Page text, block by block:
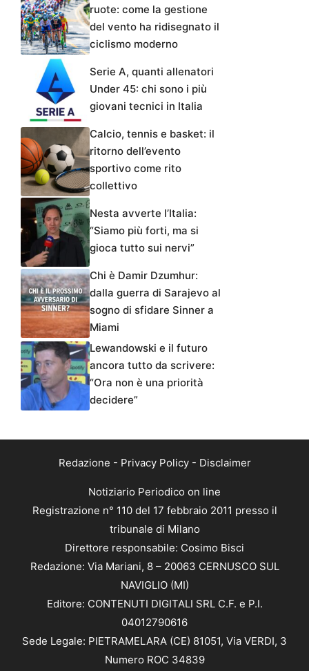
ruote: come la gestione
del vento ha ridisegnato il
ciclismo moderno
Serie A, quanti allenatori
Under 45: chi sono i più
giovani tecnici in Italia
Calcio, tennis e basket: il
ritorno dell’evento
sportivo come rito
collettivo
Nesta avverte l’Italia:
“Siamo più forti, ma si
gioca tutto sui nervi”
Chi è Damir Dzumhur:
dalla guerra di Sarajevo al
sogno di sfidare Sinner a
Miami
Lewandowski e il futuro
ancora tutto da scrivere:
“Ora non è una priorità
decidere”
Redazione - Privacy Policy- Disclaimer
Notiziario Periodico on line
Registrazione n° 110 del 17 febbraio 2011 presso il
tribunale di Milano
Direttore responsabile: Cosimo Bisci
Redazione: Via Mariani, 8 – 20063 CERNUSCO SUL
NAVIGLIO (MI)
Editore: CONTENUTI DIGITALI SRL C.F. e P.I.
04012790616
Sede Legale: PIETRAMELARA (CE) 81051, Via VERDI, 3
Numero ROC 34839